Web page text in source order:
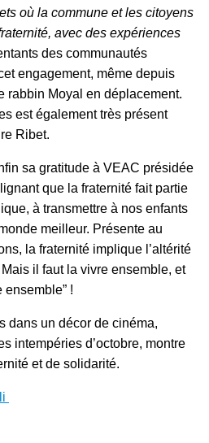
où la commune et les citoyens
avec des expériences
des communautés
engagement, même depuis
rabbin Moyal en déplacement.
est également très présent
Ribet.
sa gratitude à VEAC présidée
que la fraternité fait partie
à transmettre à nos enfants
meilleur. Présente au
la fraternité implique l’altérité
il faut la vivre ensemble, et
ensemble” !
dans un décor de cinéma,
intempéries d’octobre, montre
et de solidarité.